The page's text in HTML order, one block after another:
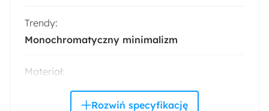
Trendy:
Monochromatyczny minimalizm
Materiał: